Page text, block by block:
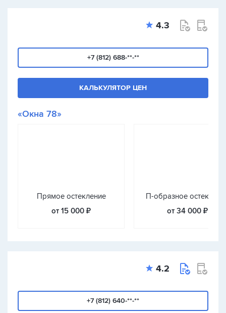
4.3
+7 (812) 688-**-**
КАЛЬКУЛЯТОР ЦЕН
«Окна 78»
Прямое остекление
от 15 000 ₽
П-образное
от 34 000 ₽
4.2
+7 (812) 640-**-**